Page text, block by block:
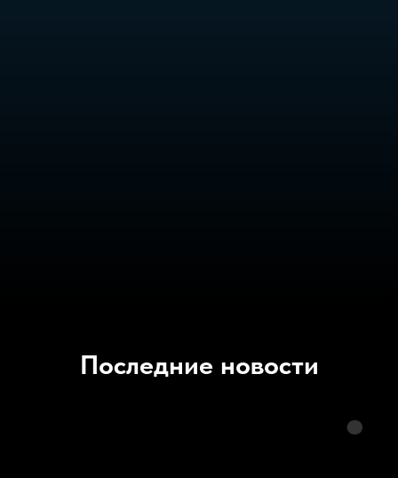
Последние новости